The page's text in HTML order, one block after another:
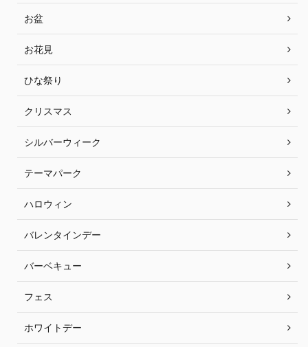
お盆
お花見
ひな祭り
クリスマス
シルバーウィーク
テーマパーク
ハロウィン
バレンタインデー
バーベキュー
フェス
ホワイトデー